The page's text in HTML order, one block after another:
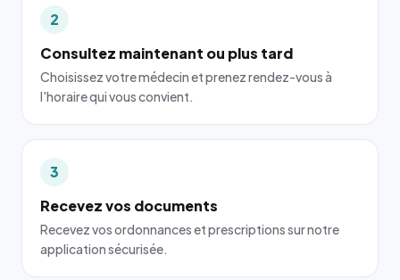
2
Consultez maintenant ou plus tard
Choisissez votre médecin et prenez rendez-vous à
l'horaire qui vous convient.
3
Recevez vos documents
Recevez vos ordonnances et prescriptions sur notre
application sécurisée.